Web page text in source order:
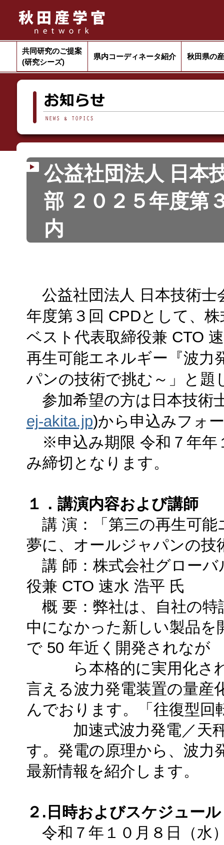
共同研究のご提案
(研究シーズ)
県内コーディネータ紹介 秋田県の
公益社団法人 日本
部 ２０２５年度第
内
公益社団法人 日本技術士
年度第３回 CPDとして、
ベスト代表取締役兼 CTO
再生可能エネルギー『波力
パンの技術で挑む～」と題
参加希望の方は日本技術
ej-akita.jp)から申込みフォ
※申込み期限 令和７年年
み締切となります。
１．講演内容および講師
講 演：「第三の再生可能
夢に、オールジャパンの技
講 師：株式会社グローバ
役兼 CTO 速水 浩平 氏
概 要：弊社は、自社の特
中になかった新しい製品を
で 50 年近く開発されなが
ら本格的に実用化され
言える波力発電装置の量産
んでおります。「往復型回
加速式波力発電／天秤
す。発電の原理から、波力
最新情報を紹介します。
２.日時およびスケジュール
令和７年１０月８日（水